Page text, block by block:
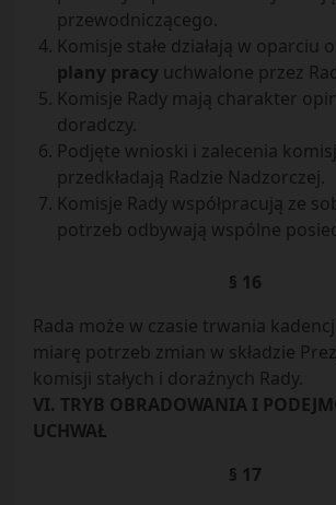
przewodniczącego.
Komisje stałe działają w oparciu
plany pracy uchwalone przez
Komisje Rady mają charakter
doradczy.
Podjęte wnioski i zalecenia
przedkładają Radzie Nadzorczej.
Komisje Rady współpracują ze
potrzeb odbywają wspólne
§ 16
Rada może w czasie trwania
miarę potrzeb zmian w składzie
komisji stałych i doraźnych Rady.
VI. TRYB OBRADOWANIA I
UCHWAŁ
§ 17